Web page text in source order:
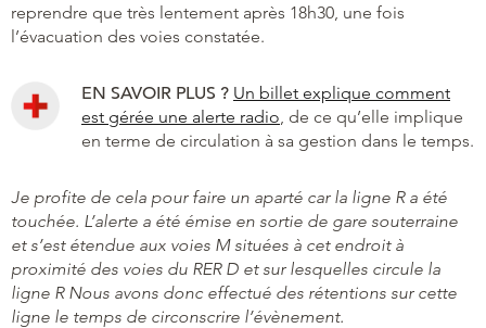
reprendre que très lentement après 18h30, une fois
l’évacuation des voies constatée.
EN SAVOIR PLUS ? Un billet explique comment
est gérée une alerte radio , de ce qu’elle implique
en terme de circulation à sa gestion dans le temps.
Je profite de cela pour faire un aparté car la ligne R a été
touchée. L’alerte a été émise en sortie de gare souterraine
et s’est étendue aux voies M situées à cet endroit à
proximité des voies du RER D et sur lesquelles circule la
ligne R Nous avons donc effectué des rétentions sur cette
ligne le temps de circonscrire l’évènement.